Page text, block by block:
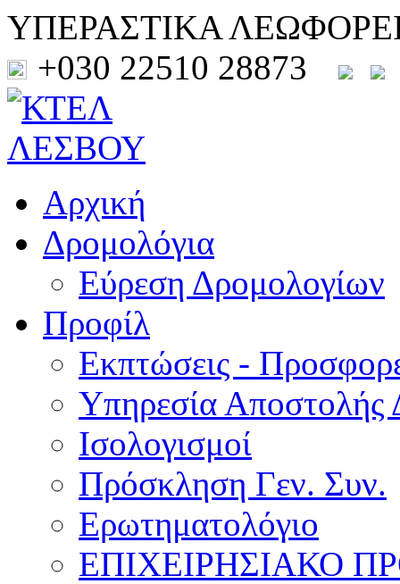
ΥΠΕΡΑΣΤΙΚΑ
+030 22510 28873
Αρχική
Δρομολόγια
Εύρεση Δρομολογίων
Προφίλ
Εκπτώσεις -
Υπηρεσία Αποστολής
Ισολογισμοί
Πρόσκληση Γεν. Συν.
Ερωτηματολόγιο
ΕΠΙΧΕΙΡΗΣΙΑΚΟ